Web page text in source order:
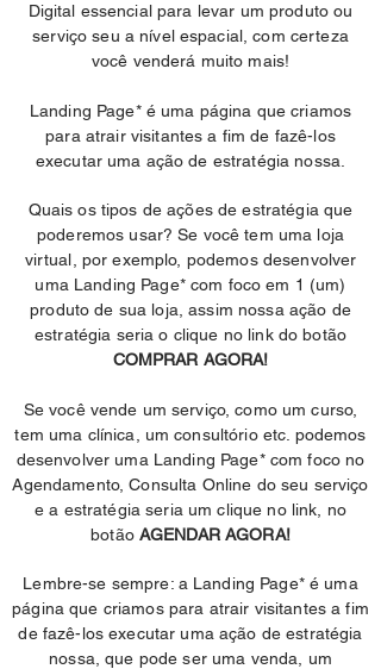
Digital essencialpara levar um produto ou
serviço seu a nível espacial, com certeza
você venderá muito mais!
Landing Page* é uma página que criamos
para atrair visitantes a fim de fazê-los
executar uma ação de estratégia nossa.
Quais os tipos de ações de estratégia que
poderemos usar? Se você tem uma loja
virtual, por exemplo, podemos desenvolver
uma Landing Page* com foco em 1 (um)
produto de sua loja, assim nossa ação de
estratégia seria o clique no link do botão
COMPRAR AGORA!
Se você vende um serviço, como um curso,
tem uma clínica, um consultório etc. podemos
desenvolver uma Landing Page* com foco no
Agendamento, Consulta Online do seu serviço
e a estratégia seria um clique no link, no
botão AGENDAR AGORA!
Lembre-se sempre: a Landing Page* é uma
página que criamos para atrair visitantes a fim
de fazê-los executar uma ação de estratégia
nossa, que pode ser uma venda, um